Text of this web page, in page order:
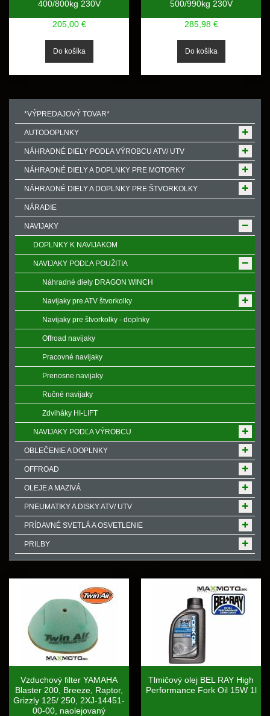
400/800kg 230V
205,00 €
500/990kg 230V
285,98 €
*VÝPREDAJOVÝ TOVAR*
AUTODOPLNKY
NÁHRADNÉ DIELY PODĽA VÝROBCU ATV/ UTV
NÁHRADNÉ DIELY A DOPLNKY PRE MOTORKY
NÁHRADNÉ DIELY A DOPLNKY PRE ŠTVORKOLKY
NÁRADIE
NAVIJAKY
DOPLNKY K NAVIJAKOM
NAVIJAKY PODĽA POUŽITIA
Náhradné diely DRAGON WINCH
Navijaky pre ATV štvorkolky
Navijaky pre štvorkolky - doplnky
Offroad navijaky
Pracovné navijaky
Prenosne navijaky
Ručné navijaky
Zdviháky HI-LIFT
NAVIJAKY PODĽA VÝROBCU
OBLEČENIE A DOPLNKY
OFFROAD
OLEJE A MAZIVÁ
PNEUMATIKY A DISKY ATV/ UTV
PRÍDAVNÉ SVETLÁ A OSVETLENIE
PRILBY
Vzduchový filter YAMAHA
Blaster 200, Breeze, Raptor,
Grizzly 125/ 250, 2XJ-14451-
00-00, naolejovaný
Tlmičový olej BEL RAY High
Performance Fork Oil 15W 1l